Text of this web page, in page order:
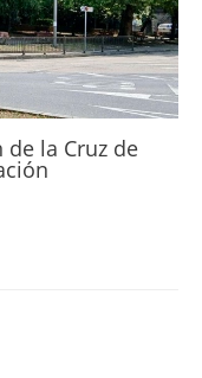
la Cruz de